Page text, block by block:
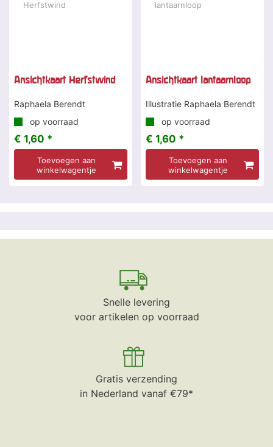
Ansichtkaart Herfstwind
Raphaela Berendt
op voorraad
€ 1,60 *
Toevoegen aan
winkelwagentje
Ansichtkaart lantaarnloop
Illustratie Raphaela Berendt
op voorraad
€ 1,60 *
Toevoegen aan
winkelwagentje
Snelle levering
voor artikelen op voorraad
Gratis verzending
in Nederland vanaf €79*